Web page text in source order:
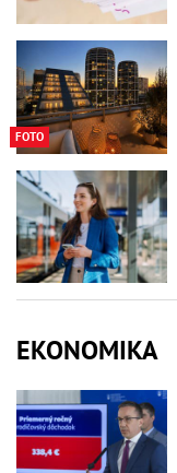
FOTO
EKONOMIKA